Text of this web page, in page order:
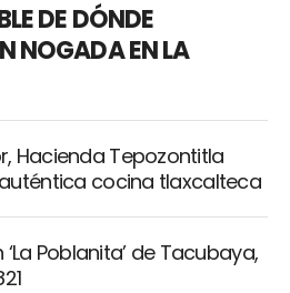
DE DÓNDE
NOGADA EN LA
Hacienda Tepozontitla
cocina tlaxcalteca
Poblanita’ de Tacubaya,